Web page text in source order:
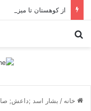
از کوهستان تا میز
خانه / بشار اسد ;داعش;